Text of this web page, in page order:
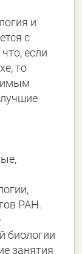
и
с
если
то
РАН.
биологии
занятия